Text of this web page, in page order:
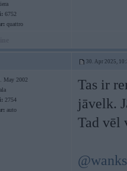
6752
quattro
30. Apr 2025,
May 2002
2754
auto
Tas ir
jāvelk.
Tad vēl